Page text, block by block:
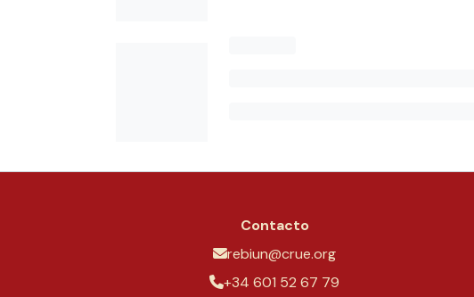
Contacto
rebiun@crue.org
+34 601 52 67 79